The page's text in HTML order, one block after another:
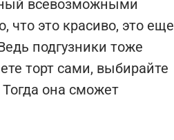
всевозможными
что это красиво, это еще
подгузники тоже
торт сами, выбирайте
она сможет